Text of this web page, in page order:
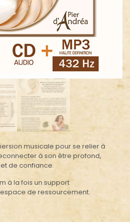
musicale pour se relier à
à son être profond,
de confiance.
à la fois un support
de ressourcement.